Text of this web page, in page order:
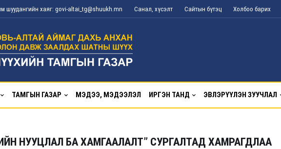
шуудангийн хаяг: govi-altai_tg@shuukh.mn Санал, хүсэлт Сайтын бүтэц Холбоо барих
ТАМГЫН ГАЗАР МЭДЭЭ, МЭДЭЭЛЭЛ ИРГЭН ТАНД ЭВЛЭРҮҮЛЭН ЗУУЧЛАЛ
НУУЦЛАЛ БА ХАМГААЛАЛТ” СУРГАЛТАД ХАМРАГДЛАА